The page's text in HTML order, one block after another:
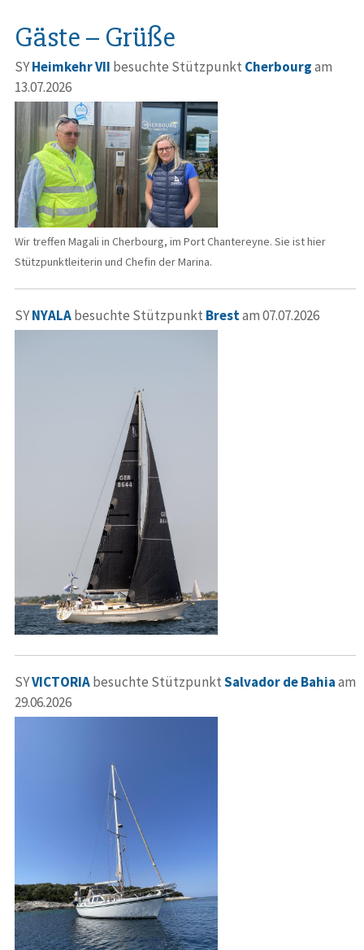
Gäste – Grüße
SYHeimkehr VII besuchte Stützpunkt Cherbourgam
13.07.2026
Wir treffen Magali in Cherbourg, im Port Chantereyne. Sie ist hier
Stützpunktleiterin und Chefin der Marina.
SYNYALAbesuchte Stützpunkt Brestam 07.07.2026
SYVICTORIAbesuchte StützpunktSalvador de Bahiaam
29.06.2026